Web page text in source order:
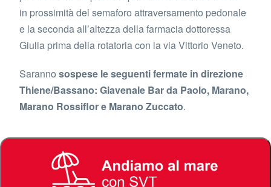
in prossimità del semaforo attraversamento pedonale
e la seconda all’altezza della farmacia dottoressa
Giulia prima della rotatoria con la via Vittorio Veneto.
Saranno sospese le seguenti fermate in direzione
Thiene/Bassano: Giavenale Bar da Paolo, Marano,
Marano Rossiflor e Marano Zuccato.